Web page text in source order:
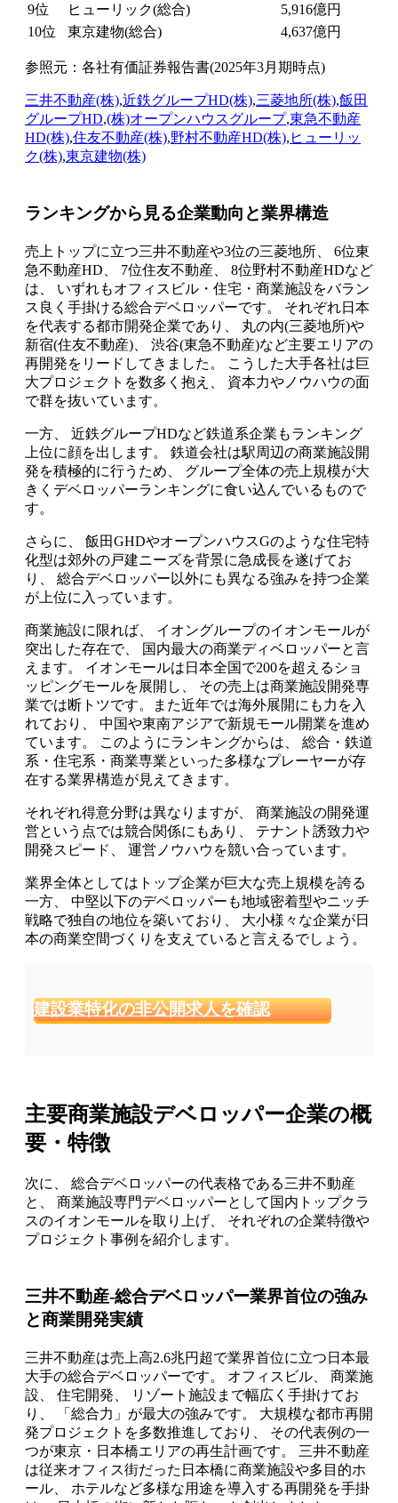
9位
ヒューリック(総合)
5,916億円
10位
東京建物(総合) 4,637億円
参照元：各社有価証券報告書(2025年3月期時点)
三井不動産(株),近鉄グループHD(株),三菱地所(株),飯田
グループHD,(株)オープンハウスグループ,東急不動産
HD(株),住友不動産(株),野村不動産HD(株), ヒューリッ
ク(株),東京建物(株)
ランキングから見る企業動向と業界構造
売上トップに立つ三井不動産や3位の三菱地所、 6位東
急不動産HD、 7位住友不動産、 8位野村不動産HDなど
は、 いずれもオフィスビル・住宅・商業施設をバラン
ス良く手掛ける総合デベロッパーです。 それぞれ日本
を代表する都市開発企業であり、 丸の内(三菱地所)や
新宿(住友不動産)、 渋谷(東急不動産)など主要エリアの
再開発をリードしてきました。 こうした大手各社は巨
大プロジェクトを数多く抱え、 資本力やノウハウの面
で群を抜いています。
一方、 近鉄グループHDなど鉄道系企業もランキング
上位に顔を出します。 鉄道会社は駅周辺の商業施設開
発を積極的に行うため、 グループ全体の売上規模が大
きくデベロッパーランキングに食い込んでいるもので
す。
さらに、 飯田GHDやオープンハウスGのような住宅特
化型は郊外の戸建ニーズを背景に急成長を遂げてお
り、 総合デベロッパー以外にも異なる強みを持つ企業
が上位に入っています。
商業施設に限れば、 イオングループのイオンモールが
突出した存在で、 国内最大の商業ディベロッパーと言
えます。 イオンモールは日本全国で200を超えるショ
ッピングモールを展開し、 その売上は商業施設開発専
業では断トツです。また近年では海外展開にも力を入
れており、 中国や東南アジアで新規モール開業を進め
ています。 このようにランキングからは、 総合・鉄道
系・住宅系・商業専業といった多様なプレーヤーが存
在する業界構造が見えてきます。
それぞれ得意分野は異なりますが、 商業施設の開発運
営という点では競合関係にもあり、 テナント誘致力や
開発スピード、 運営ノウハウを競い合っています。
業界全体としてはトップ企業が巨大な売上規模を誇る
一方、 中堅以下のデベロッパーも地域密着型やニッチ
戦略で独自の地位を築いており、 大小様々な企業が日
本の商業空間づくりを支えていると言えるでしょう。
建設業特化の非公開求人を確認
主要商業施設デベロッパー企業の概
要・特徴
次に、 総合デベロッパーの代表格である三井不動産
と、 商業施設専門デベロッパーとして国内トップクラ
スのイオンモールを取り上げ、 それぞれの企業特徴や
プロジェクト事例を紹介します。
三井不動産-総合デベロッパー業界首位の強み
と商業開発実績
三井不動産は売上高2.6兆円超で業界首位に立つ日本最
大手の総合デベロッパーです。 オフィスビル、 商業施
設、 住宅開発、 リゾート施設まで幅広く手掛けてお
り、 「総合力」が最大の強みです。 大規模な都市再開
発プロジェクトを多数推進しており、 その代表例の一
つが東京・日本橋エリアの再生計画です。 三井不動産
は従来オフィス街だった日本橋に商業施設や多目的ホ
ール、 ホテルなど多様な用途を導入する再開発を手掛